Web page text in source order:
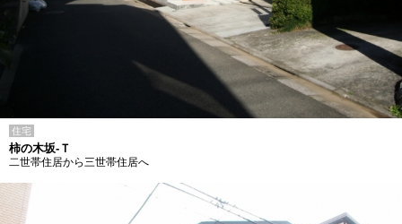
住宅
柿の木坂-Ｔ
二世帯住居から三世帯住居へ